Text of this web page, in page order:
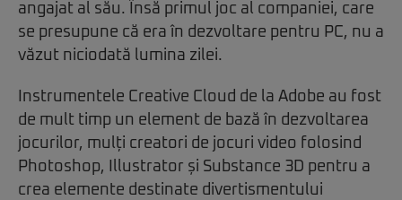
angajat al său. Însă primul joc al companiei, care
se presupune că era în dezvoltare pentru PC, nu a
văzut niciodată lumina zilei.
Instrumentele Creative Cloud de la Adobe au fost
de mult timp un element de bază în dezvoltarea
jocurilor, mulți creatori de jocuri video folosind
Photoshop, Illustrator și Substance 3D pentru a
crea elemente destinate divertismentului